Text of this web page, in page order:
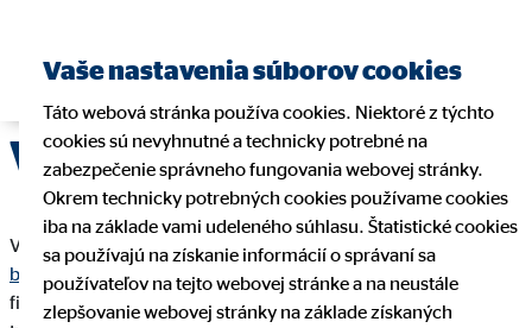
sprostredkovateľa
Vedenie účtov
Vedenie účtov je správa bežných alebo sporiacich účtov
bankou
. Zahrňuje operácie, ako sú prevody, výbery a vedenie
finančných záznamov. Poplatky za vedenie účtov sa líšia podľa
Vaše nastavenia súborov cookies
Táto webová stránka používa cookies. Niektoré z týchto
cookies sú nevyhnutné a technicky potrebné na
zabezpečenie správneho fungovania webovej stránky.
Okrem technicky potrebných cookies používame cookies
iba na základe vami udeleného súhlasu. Štatistické cookies
sa používajú na získanie informácií o správaní sa
používateľov na tejto webovej stránke a na neustále
zlepšovanie webovej stránky na základe získaných